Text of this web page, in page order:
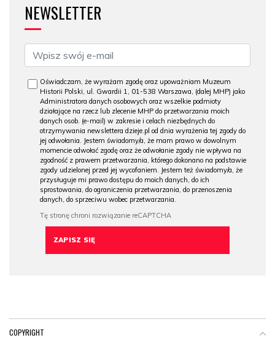
NEWSLETTER
Oświadczam, że wyrażam zgodę oraz upoważniam Muzeum
Historii Polski, ul. Gwardii 1, 01-538 Warszawa, (dalej MHP) jako
Administratora danych osobowych oraz wszelkie podmioty
działające na rzecz lub zlecenie MHP do przetwarzania moich
danych osob. (e-mail) w zakresie i celach niezbędnych do
otrzymywania newslettera dzieje.pl od dnia wyrażenia tej zgody do
jej odwołania. Jestem świadomy/a, że mam prawo w dowolnym
momencie odwołać zgodę oraz że odwołanie zgody nie wpływa na
zgodność z prawem przetwarzania, którego dokonano na podstawie
zgody udzielonej przed jej wycofaniem. Jestem też świadomy/a, że
przysługuje mi prawo dostępu do moich danych, do ich
sprostowania, do ograniczenia przetwarzania, do przenoszenia
danych, do sprzeciwu wobec przetwarzania.
COPYRIGHT